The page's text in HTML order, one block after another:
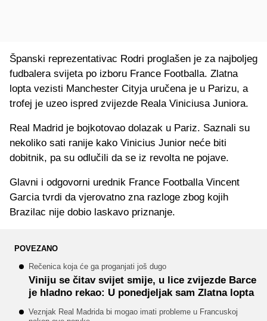
Španski reprezentativac Rodri proglašen je za najboljeg
fudbalera svijeta po izboru France Footballa. Zlatna
lopta vezisti Manchester Cityja uručena je u Parizu, a
trofej je uzeo ispred zvijezde Reala Viniciusa Juniora.
Real Madrid je bojkotovao dolazak u Pariz. Saznali su
nekoliko sati ranije kako Vinicius Junior neće biti
dobitnik, pa su odlučili da se iz revolta ne pojave.
Glavni i odgovorni urednik France Footballa Vincent
Garcia tvrdi da vjerovatno zna razloge zbog kojih
Brazilac nije dobio laskavo priznanje.
POVEZANO
Rečenica koja će ga proganjati još dugo
Viniju se čitav svijet smije, u lice zvijezde Barce
je hladno rekao: U ponedjeljak sam Zlatna lopta
Veznjak Real Madrida bi mogao imati probleme u Francuskoj